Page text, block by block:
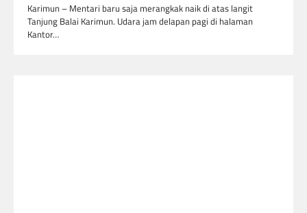
Karimun – Mentari baru saja merangkak naik di atas langit
Tanjung Balai Karimun. Udara jam delapan pagi di halaman
Kantor…